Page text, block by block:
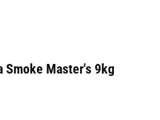
Smoke Master's 9kg